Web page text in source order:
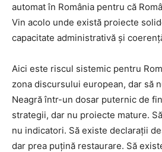
automat în România pentru că
Vin acolo unde există proiecte
capacitate administrativă și
Aici este riscul sistemic pentru
zona discursului european, dar să
Neagră într-un dosar puternic de
strategii, dar nu proiecte mature.
nu indicatori. Să existe declarații
dar prea puțină restaurare. Să